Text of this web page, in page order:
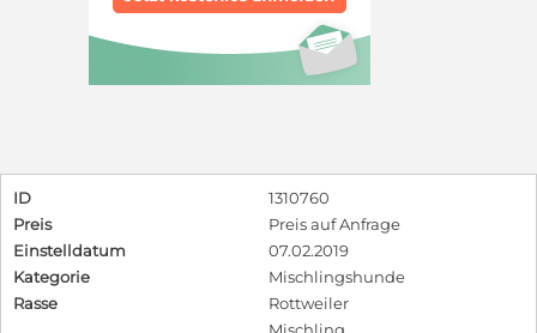
ID
1310760
Preis
Preis auf Anfrage
Einstelldatum
07.02.2019
Kategorie
Mischlingshunde
Rasse
Rottweiler
Mischling